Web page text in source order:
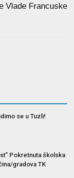
Vlade Francuske
se u Tuzli!
Pokretnuta školska
gradova TK